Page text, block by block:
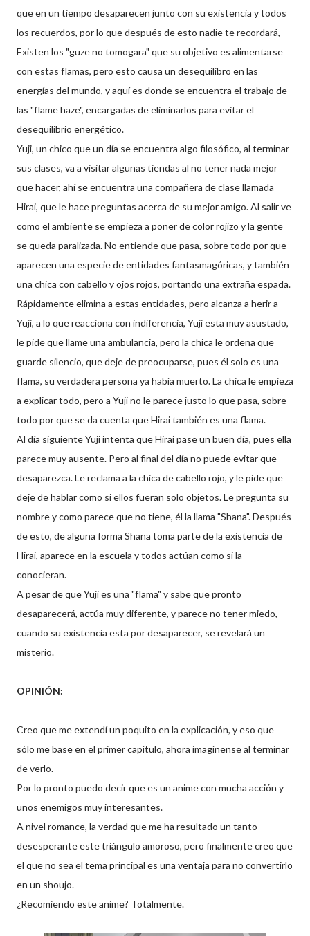
que en un tiempo desaparecen junto con su existencia y todos
los recuerdos, por lo que después de esto nadie te recordará,
Existen los "guze no tomogara" que su objetivo es alimentarse
con estas flamas, pero esto causa un desequilibro en las
energías del mundo, y aquí es donde se encuentra el trabajo de
las "flame haze", encargadas de eliminarlos para evitar el
desequilibrio energético.
Yuji, un chico que un día se encuentra algo filosófico, al terminar
sus clases, va a visitar algunas tiendas al no tener nada mejor
que hacer, ahí se encuentra una compañera de clase llamada
Hirai, que le hace preguntas acerca de su mejor amigo. Al salir ve
como el ambiente se empieza a poner de color rojizo y la gente
se queda paralizada. No entiende que pasa, sobre todo por que
aparecen una especie de entidades fantasmagóricas, y también
una chica con cabello y ojos rojos, portando una extraña espada.
Rápidamente elimina a estas entidades, pero alcanza a herir a
Yuji, a lo que reacciona con indiferencia, Yuji esta muy asustado,
le pide que llame una ambulancia, pero la chica le ordena que
guarde silencio, que deje de preocuparse, pues él solo es una
flama, su verdadera persona ya había muerto. La chica le empieza
a explicar todo, pero a Yuji no le parece justo lo que pasa, sobre
todo por que se da cuenta que Hirai también es una flama.
Al día siguiente Yuji intenta que Hirai pase un buen día, pues ella
parece muy ausente. Pero al final del día no puede evitar que
desaparezca. Le reclama a la chica de cabello rojo, y le pide que
deje de hablar como si ellos fueran solo objetos. Le pregunta su
nombre y como parece que no tiene, él la llama "Shana". Después
de esto, de alguna forma Shana toma parte de la existencia de
Hirai, aparece en la escuela y todos actúan como si la
conocieran.
A pesar de que Yuji es una "flama" y sabe que pronto
desaparecerá, actúa muy diferente, y parece no tener miedo,
cuando su existencia esta por desaparecer, se revelará un
misterio.
OPINIÓN:
Creo que me extendí un poquito en la explicación, y eso que
sólo me base en el primer capítulo, ahora imagínense al terminar
de verlo.
Por lo pronto puedo decir que es un anime con mucha acción y
unos enemigos muy interesantes.
A nivel romance, la verdad que me ha resultado un tanto
desesperante este triángulo amoroso, pero finalmente creo que
el que no sea el tema principal es una ventaja para no convertirlo
en un shoujo.
¿Recomiendo este anime? Totalmente.